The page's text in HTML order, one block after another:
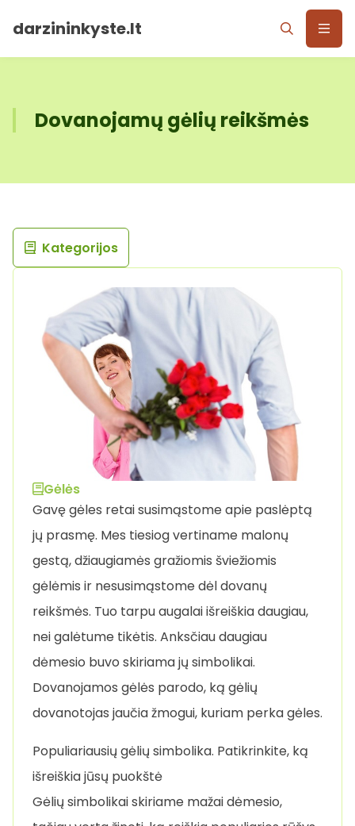
darzininkyste.lt
Dovanojamų gėlių reikšmės
Gėlės
Gavę gėles retai susimąstome apie paslėptą
jų prasmę. Mes tiesiog vertiname malonų
gestą, džiaugiamės gražiomis šviežiomis
gėlėmis ir nesusimąstome dėl dovanų
reikšmės. Tuo tarpu augalai išreiškia daugiau,
nei galėtume tikėtis. Anksčiau daugiau
dėmesio buvo skiriama jų simbolikai.
Dovanojamos gėlės parodo, ką gėlių
dovanotojas jaučia žmogui, kuriam perka gėles.
Populiariausių gėlių simbolika. Patikrinkite, ką
išreiškia jūsų puokštė
Gėlių simbolikai skiriame mažai dėmesio,
Kategorijos